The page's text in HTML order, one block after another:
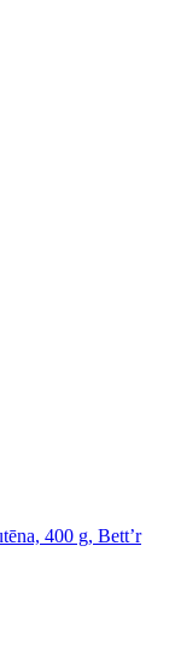
400 g, Bett’r